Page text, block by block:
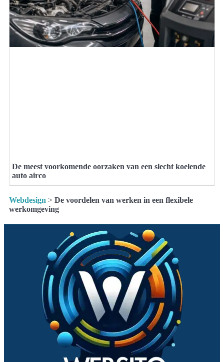
De meest voorkomende oorzaken van een slecht koelende
auto airco
Webdesign > De voordelen van werken in een flexibele
werkomgeving